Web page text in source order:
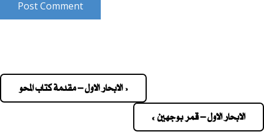
Post Comment
navigation
« الابحار الاول – مقدمة كتاب المحو
الابحار الاول – قمر بوجهين »